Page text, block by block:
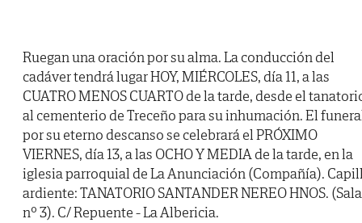
Ruegan una oración por su alma. La conducción del
cadáver tendrá lugar HOY, MIÉRCOLES, día 11, a las
CUATRO MENOS CUARTO de la tarde, desde el
al cementerio de Treceño para su inhumación. El
por su eterno descanso se celebrará el PRÓXIMO
VIERNES, día 13, a las OCHO Y MEDIA de la tarde, en la
iglesia parroquial de La Anunciación (Compañía).
ardiente: TANATORIO SANTANDER NEREO HNOS. (Sala
nº 3). C/ Repuente - La Albericia.